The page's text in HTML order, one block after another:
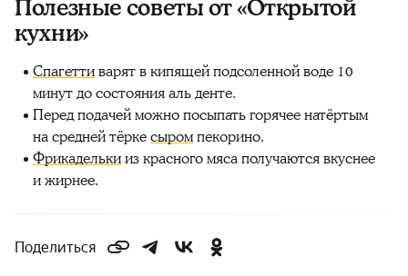
Полезные советы от «Открытой
кухни»
Спагеттиварят в кипящей подсоленной воде 10
минут до состояния аль денте.
Перед подачей можно посыпать горячее натёртым
на средней тёркесыромпекорино.
Фрикаделькииз красного мяса получаются вкуснее
и жирнее.
Поделиться